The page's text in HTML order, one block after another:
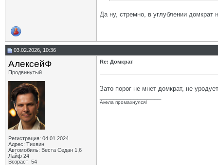
Да ну, стремно, в углублении домкрат
03.02.2026, 10:36
АлексейФ
Продвинутый
Регистрация: 04.01.2024
Адрес: Тихвин
Автомобиль: Веста Седан 1,6
Лайф 24
Возраст: 54
Re: Домкрат
Зато порог не мнет домкрат, не
Акела промахнулся!